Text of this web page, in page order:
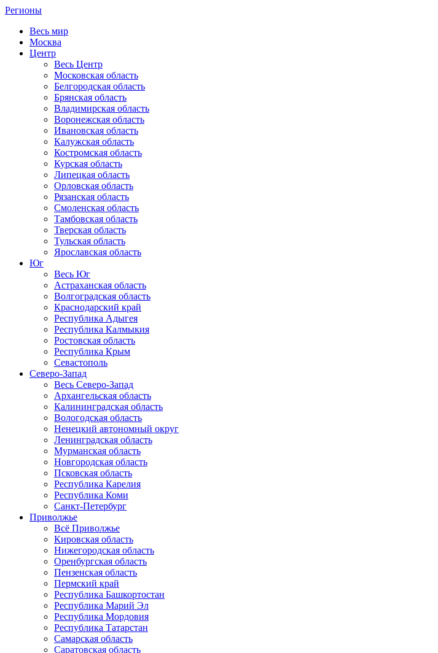
Регионы
Весь мир
Москва
Центр
Весь Центр
Московская область
Белгородская область
Брянская область
Владимирская область
Воронежская область
Ивановская область
Калужская область
Костромская область
Курская область
Липецкая область
Орловская область
Рязанская область
Смоленская область
Тамбовская область
Тверская область
Тульская область
Ярославская область
Юг
Весь Юг
Астраханская область
Волгоградская область
Краснодарский край
Республика Адыгея
Республика Калмыкия
Ростовская область
Республика Крым
Севастополь
Северо-Запад
Весь Северо-Запад
Архангельская область
Калининградская область
Вологодская область
Ненецкий автономный округ
Ленинградская область
Мурманская область
Новгородская область
Псковская область
Республика Карелия
Республика Коми
Санкт-Петербург
Приволжье
Всё Приволжье
Кировская область
Нижегородская область
Оренбургская область
Пензенская область
Пермский край
Республика Башкортостан
Республика Марий Эл
Республика Мордовия
Республика Татарстан
Самарская область
Саратовская область